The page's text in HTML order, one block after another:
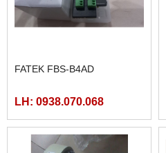
FATEK FBS-B4AD
LH: 0938.070.068